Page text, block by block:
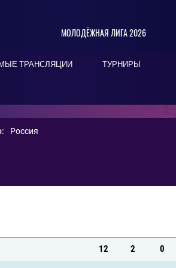
МОЛОДЁЖНАЯ ЛИГА 2026
ТРАНСЛЯЦИИ ТУРНИРЫ
Россия
12 2 0